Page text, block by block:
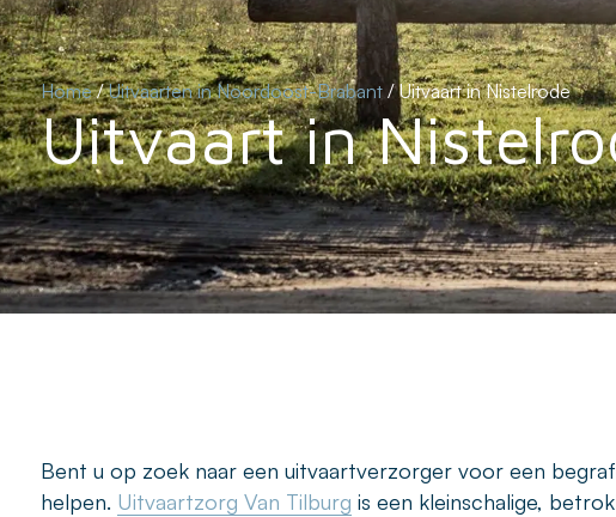
Home/Uitvaarten in Noordoost-Brabant/Uitvaart in Nistelrode
Uitvaart in
Bent u op zoek naar een uitvaartverzorger voor een
helpen. Uitvaartzorg Van Tilburg is een kleinschalige,